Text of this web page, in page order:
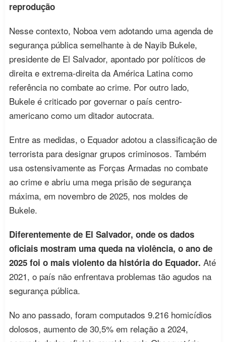
reprodução
Nesse contexto, Noboa vem adotando uma agenda de
segurança pública semelhante à de Nayib Bukele,
presidente de El Salvador, apontado por políticos de
direita e extrema-direita da América Latina como
referência no combate ao crime. Por outro lado,
Bukele é criticado por governar o país centro-
americano como um ditador autocrata.
Entre as medidas, o Equador adotou a classificação de
terrorista para designar grupos criminosos. Também
usa ostensivamente as Forças Armadas no combate
ao crime e abriu uma mega prisão de segurança
máxima, em novembro de 2025, nos moldes de
Bukele.
Diferentemente de El Salvador, onde os dados
oficiais mostram uma queda na violência, o ano de
2025 foi o mais violento da história do Equador. Até
2021, o país não enfrentava problemas tão agudos na
segurança pública.
No ano passado, foram computados 9.216 homicídios
dolosos, aumento de 30,5% em relação a 2024,